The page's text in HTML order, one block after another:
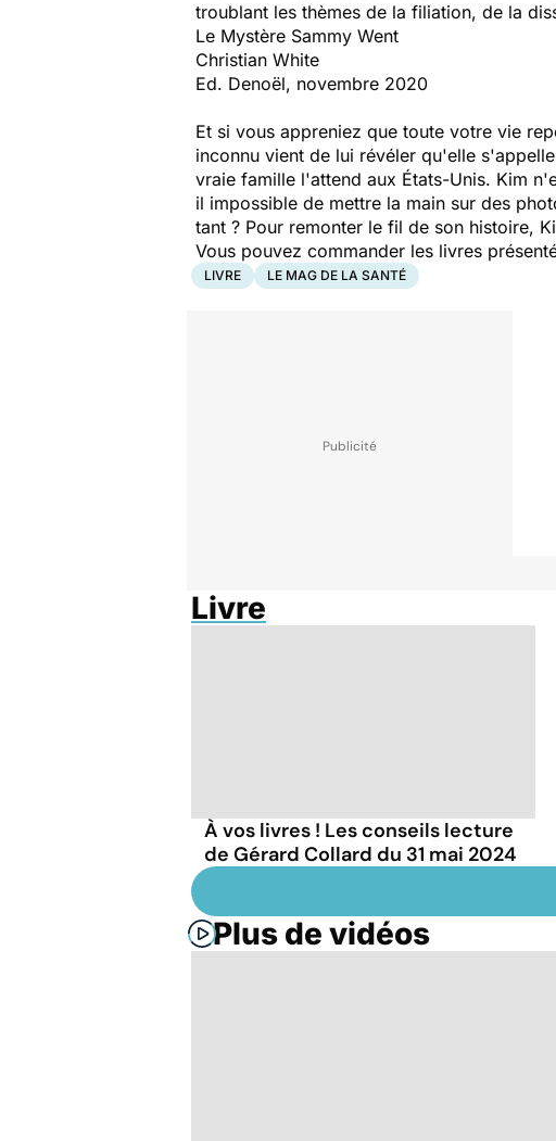
troublant les thèmes de la filiation, de la
Le Mystère Sammy Went
Christian White
Ed. Denoël, novembre 2020
Et si vous appreniez que toute votre vie
inconnu vient de lui révéler qu'elle
vraie famille l'attend aux États-Unis. Kim
il impossible de mettre la main sur des
tant ? Pour remonter le fil de son histoire,
Vous pouvez commander les livres
LIVRE LE MAG DE LA SANTÉ
Livre
À vos livres ! Les conseils lecture
de Gérard Collard du 31 mai 2024
Plus de vidéos